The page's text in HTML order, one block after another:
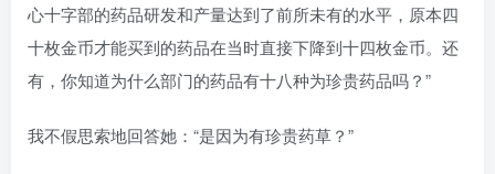
心十字部的药品研发和产量达到了前所未有的水平，原本四
十枚金币才能买到的药品在当时直接下降到十四枚金币。还
有，你知道为什么部门的药品有十八种为珍贵药品吗？”
我不假思索地回答她：“是因为有珍贵药草？”